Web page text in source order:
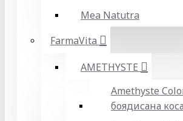
Mea Natutra
FarmaVita
AMETHYSTE
Amethyste
боядисана коса